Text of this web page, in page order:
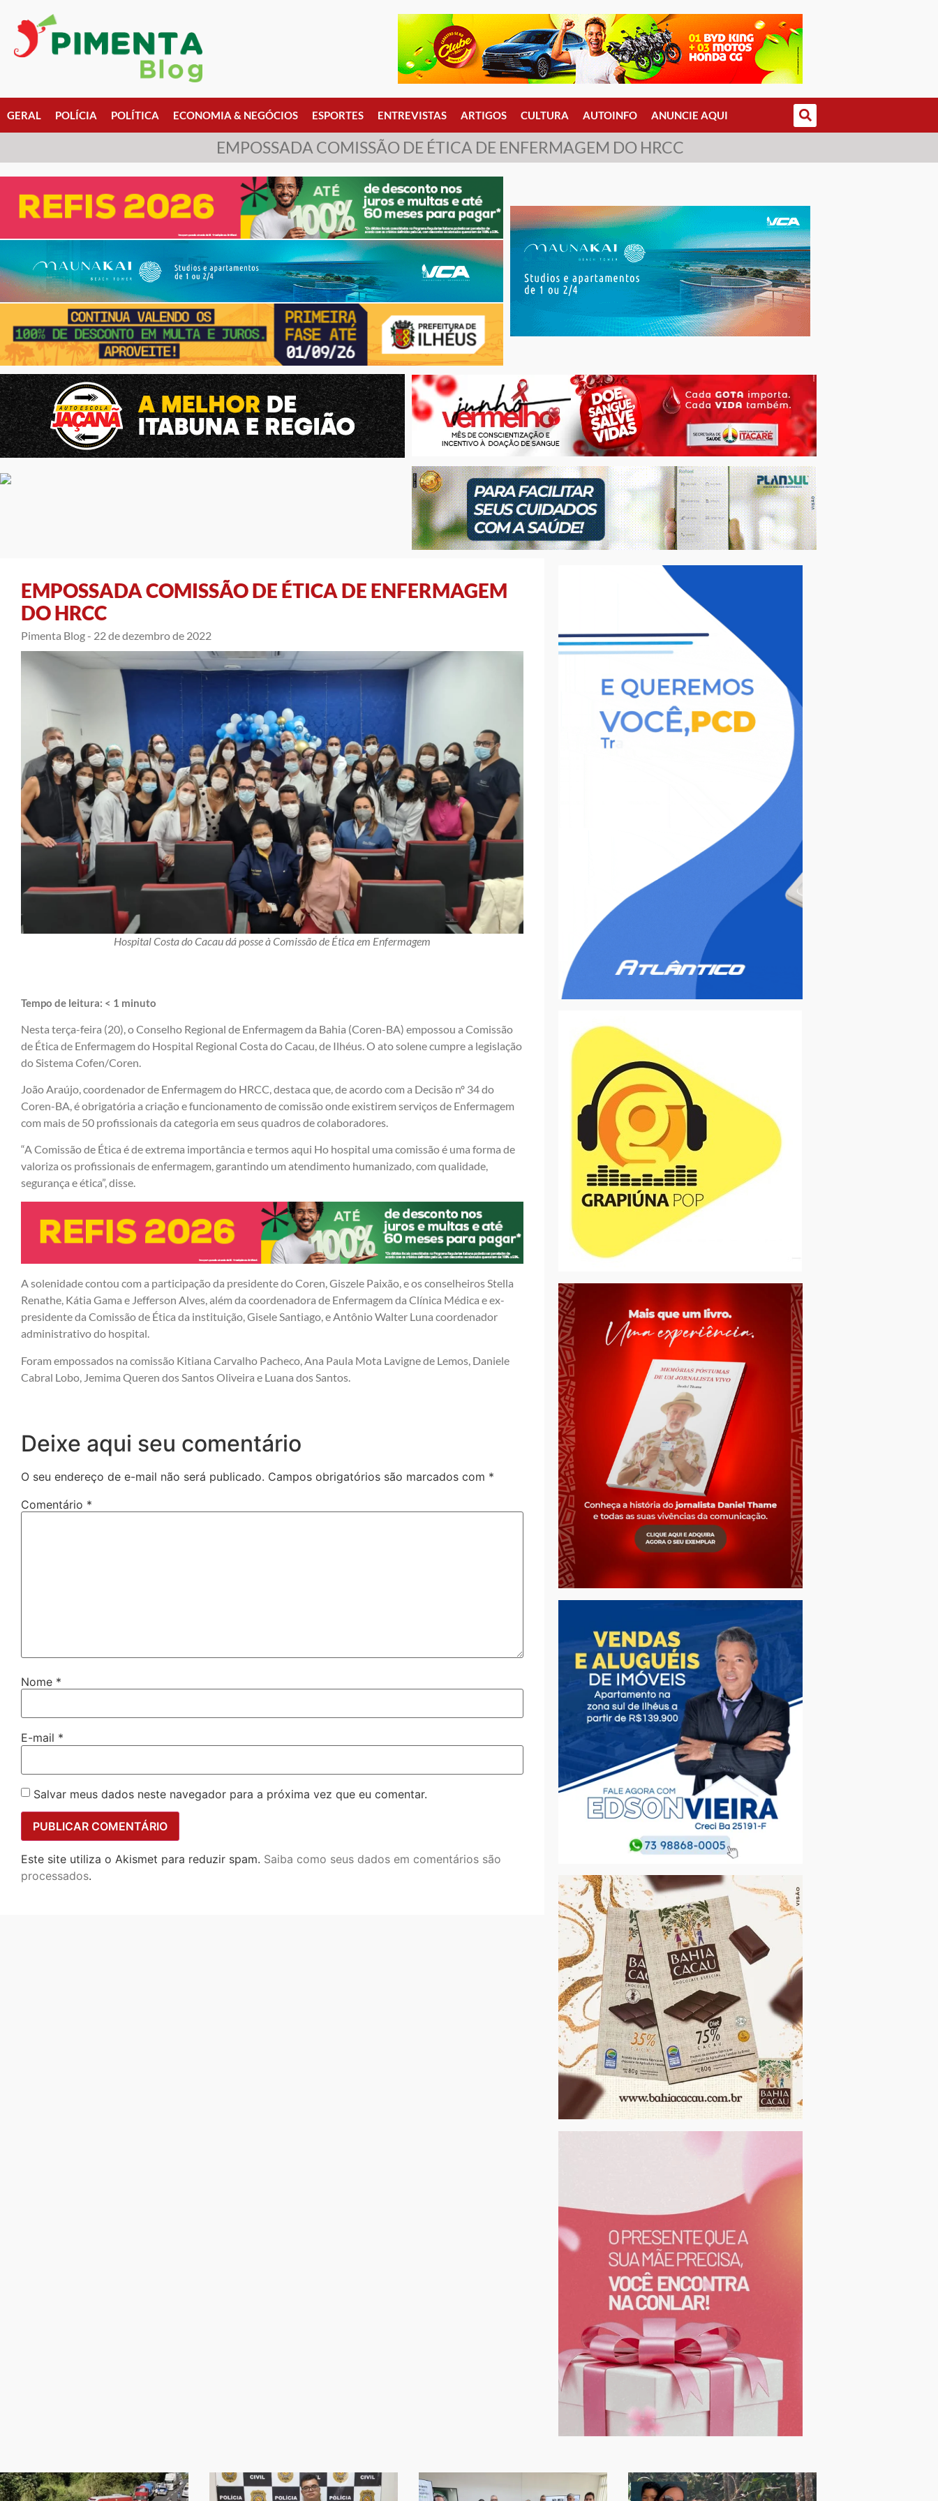
GERAL POLÍCIA POLÍTICA ECONOMIA & NEGÓCIOS ESPORTES ENTREVISTAS ARTIGOS CULTURA AUTOINFO ANUNCIE AQUI
EMPOSSADA COMISSÃO DE ÉTICA DE ENFERMAGEM DO HRCC
EMPOSSADA COMISSÃO DE ÉTICA DE ENFERMAGEM
DO HRCC
Pimenta Blog - 22 de dezembro de 2022
Hospital Costa do Cacau dá posse à Comissão de Ética em Enfermagem
Tempo de leitura: < 1 minuto
Nesta terça-feira (20), o Conselho Regional de Enfermagem da Bahia (Coren-BA) empossou a Comissão
de Ética de Enfermagem do Hospital Regional Costa do Cacau, de Ilhéus. O ato solene cumpre a legislação
do Sistema Cofen/Coren.
João Araújo, coordenador de Enfermagem do HRCC, destaca que, de acordo com a Decisão nº 34 do
Coren-BA, é obrigatória a criação e funcionamento de comissão onde existirem serviços de Enfermagem
com mais de 50 profissionais da categoria em seus quadros de colaboradores.
“A Comissão de Ética é de extrema importância e termos aqui Ho hospital uma comissão é uma forma de
valoriza os profissionais de enfermagem, garantindo um atendimento humanizado, com qualidade,
segurança e ética”, disse.
A solenidade contou com a participação da presidente do Coren, Giszele Paixão, e os conselheiros Stella
Renathe, Kátia Gama e Jefferson Alves, além da coordenadora de Enfermagem da Clínica Médica e ex-
presidente da Comissão de Ética da instituição, Gisele Santiago, e Antônio Walter Luna coordenador
administrativo do hospital.
Foram empossados na comissão Kitiana Carvalho Pacheco, Ana Paula Mota Lavigne de Lemos, Daniele
Cabral Lobo, Jemima Queren dos Santos Oliveira e Luana dos Santos.
Deixe aqui seu comentário
O seu endereço de e-mail não será publicado. Campos obrigatórios são marcados com *
Comentário *
Nome *
E-mail *
Salvar meus dados neste navegador para a próxima vez que eu comentar.
Este site utiliza o Akismet para reduzir spam. Saiba como seus dados em comentários são
processados.